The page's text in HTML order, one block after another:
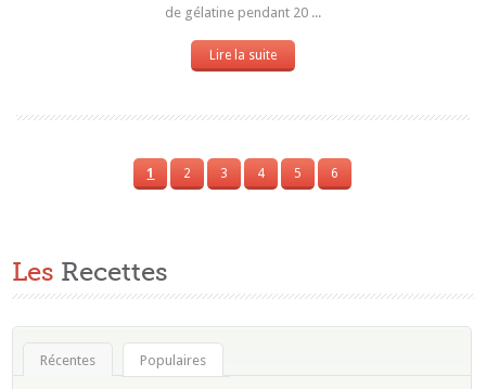
de gélatine pendant 20 ...
Lire la suite
1 2 3 4 5 6
Les Recettes
Récentes Populaires